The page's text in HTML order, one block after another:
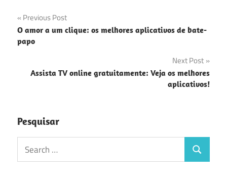
Navegação
de
Previous Post
O amor a um clique: os melhores aplicativos de bate-
papo
Next Post
Assista TV online gratuitamente: Veja os melhores
aplicativos!
Pesquisar
Search
for:
Search